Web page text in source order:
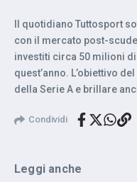
Il quotidiano Tuttosport
con il mercato post-
investiti circa 50 milioni
quest’anno. L’obiettivo
della Serie A e brillare
Condividi
Leggi anche